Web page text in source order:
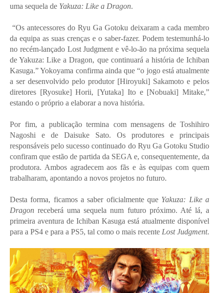
uma sequela de Yakuza: Like a Dragon.
“Os antecessores do Ryu Ga Gotoku deixaram a cada membro
da equipa as suas crenças e o saber-fazer. Podem testemunhá-lo
no recém-lançado Lost Judgment e vê-lo-ão na próxima sequela
de Yakuza: Like a Dragon, que continuará a história de Ichiban
Kasuga.” Yokoyama confirma ainda que “o jogo está atualmente
a ser desenvolvido pelo produtor [Hiroyuki] Sakamoto e pelos
diretores [Ryosuke] Horii, [Yutaka] Ito e [Nobuaki] Mitake,”
estando o próprio a elaborar a nova história.
Por fim, a publicação termina com mensagens de Toshihiro
Nagoshi e de Daisuke Sato. Os produtores e principais
responsáveis pelo sucesso continuado do Ryu Ga Gotoku Studio
confiram que estão de partida da SEGA e, consequentemente, da
produtora. Ambos agradecem aos fãs e às equipas com quem
trabalharam, apontando a novos projetos no futuro.
Desta forma, ficamos a saber oficialmente que Yakuza: Like a
Dragonreceberá uma sequela num futuro próximo. Até lá, a
primeira aventura de Ichiban Kasuga está atualmente disponível
para a PS4 e para a PS5, tal como o mais recente Lost Judgment.